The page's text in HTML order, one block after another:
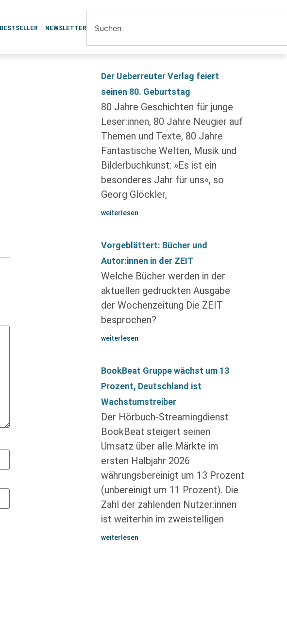
NEWSLETTER
Der Ueberreuter Verlag feiert
seinen 80. Geburtstag
80 Jahre Geschichten für junge
Leser:innen, 80 Jahre Neugier auf
Themen und Texte, 80 Jahre
Fantastische Welten, Musik und
Bilderbuchkunst: »Es ist ein
besonderes Jahr für uns«, so
Georg Glöckler,
weiterlesen
Vorgeblättert: Bücher und
Autor:innen in der ZEIT
Welche Bücher werden in der
aktuellen gedruckten Ausgabe
der Wochenzeitung Die ZEIT
besprochen?
weiterlesen
BookBeat Gruppe wächst um 13
Prozent, Deutschland ist
Wachstumstreiber
Der Hörbuch-Streamingdienst
BookBeat steigert seinen
Umsatz über alle Märkte im
ersten Halbjahr 2026
währungsbereinigt um 13 Prozent
(unbereinigt um 11 Prozent). Die
Zahl der zahlenden Nutzer:innen
ist weiterhin im zweistelligen
weiterlesen